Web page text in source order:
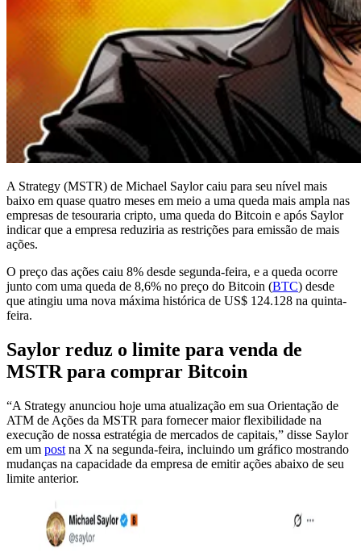
A Strategy (MSTR) de Michael Saylor caiu para seu nível mais
baixo em quase quatro meses em meio a uma queda mais ampla nas
empresas de tesouraria cripto, uma queda do Bitcoin e após Saylor
indicar que a empresa reduziria as restrições para emissão de mais
ações.
O preço das ações caiu 8% desde segunda-feira, e a queda ocorre
junto com uma queda de 8,6% no preço do Bitcoin (BTC) desde
que atingiu uma nova máxima histórica de US$ 124.128 na quinta-
feira.
Saylor reduz o limite para venda de
MSTR para comprar Bitcoin
“A Strategy anunciou hoje uma atualização em sua Orientação de
ATM de Ações da MSTR para fornecer maior flexibilidade na
execução de nossa estratégia de mercados de capitais,” disse Saylor
em um post na X na segunda-feira, incluindo um gráfico mostrando
mudanças na capacidade da empresa de emitir ações abaixo de seu
limite anterior.